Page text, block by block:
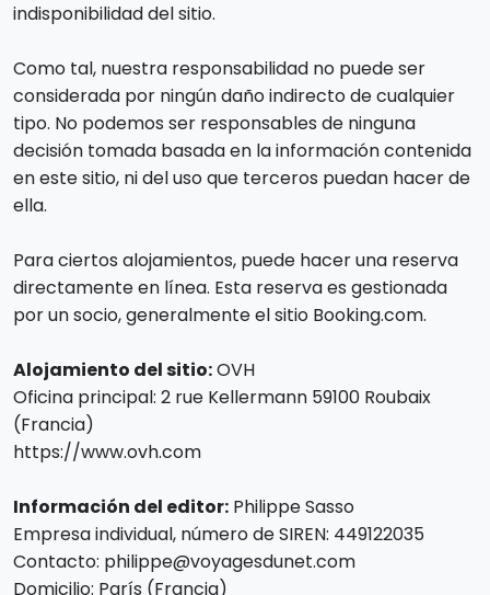
indisponibilidad del sitio.
Como tal, nuestra responsabilidad no puede ser
considerada por ningún daño indirecto de cualquier
tipo. No podemos ser responsables de ninguna
decisión tomada basada en la información contenida
en este sitio, ni del uso que terceros puedan hacer de
ella.
Para ciertos alojamientos, puede hacer una reserva
directamente en línea. Esta reserva es gestionada
por un socio, generalmente el sitio Booking.com.
Alojamiento del sitio:OVH
Oficina principal: 2 rue Kellermann 59100 Roubaix
(Francia)
https://www.ovh.com
Información del editor: Philippe Sasso
Empresa individual, número de SIREN: 449122035
Contacto: philippe@voyagesdunet.com
Domicilio: París (Francia)